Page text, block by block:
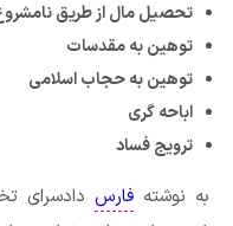
تحصیل مال از طریق
توهین به مقدسات
توهین به حجاب اسلامی
اباحه گری
ترویج فساد
به نوشته فارس دادسرای